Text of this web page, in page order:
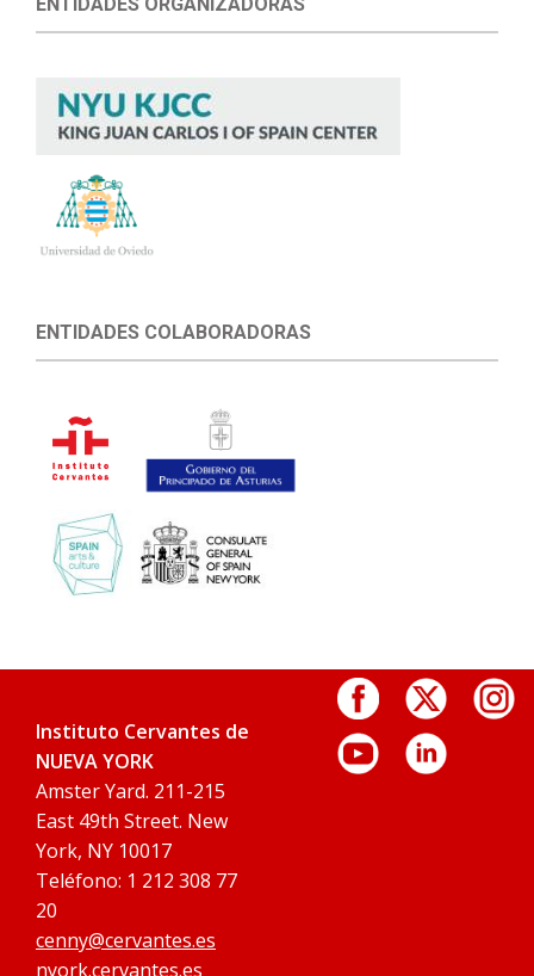
ENTIDADES COLABORADORAS
Instituto Cervantes de
NUEVA YORK
Amster Yard. 211-215
East 49th Street. New
York, NY 10017
Teléfono: 1 212 308 77
20
cenny@cervantes.es
nyork.cervantes.es